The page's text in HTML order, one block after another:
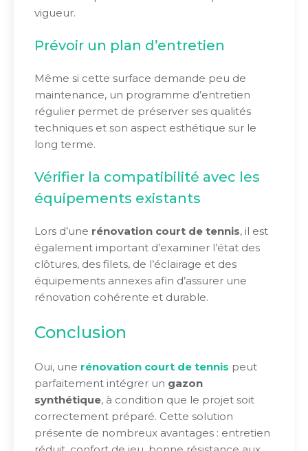
vigueur.
Prévoir un plan d’entretien
Même si cette surface demande peu de
maintenance, un programme d’entretien
régulier permet de préserver ses qualités
techniques et son aspect esthétique sur le
long terme.
Vérifier la compatibilité avec les
équipements existants
Lors d’une rénovation court de tennis, il est
également important d’examiner l’état des
clôtures, des filets, de l’éclairage et des
équipements annexes afin d’assurer une
rénovation cohérente et durable.
Conclusion
Oui, une rénovation court de tennis peut
parfaitement intégrer un gazon
synthétique, à condition que le projet soit
correctement préparé. Cette solution
présente de nombreux avantages : entretien